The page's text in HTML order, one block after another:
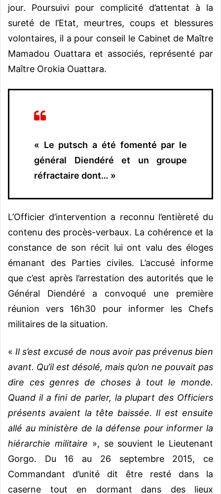
jour. Poursuivi pour complicité d’attentat à la
sureté de l’Etat, meurtres, coups et blessures
volontaires, il a pour conseil le Cabinet de Maître
Mamadou Ouattara et associés, représenté par
Maître Orokia Ouattara.
« Le putsch a été fomenté par le
général Diendéré et un groupe
réfractaire dont… »
L’Officier d’intervention a reconnu l’entièreté du
contenu des procès-verbaux. La cohérence et la
constance de son récit lui ont valu des éloges
émanant des Parties civiles. L’accusé informe
que c’est après l’arrestation des autorités que le
Général Diendéré a convoqué une première
réunion vers 16h30 pour informer les Chefs
militaires de la situation.
«Il s’est excusé de nous avoir pas prévenus bien
avant. Qu’il est désolé, mais qu’on ne pouvait pas
dire ces genres de choses à tout le monde.
Quand il a fini de parler, la plupart des Officiers
présents avaient la tête baissée. Il est ensuite
allé au ministère de la défense pour informer la
hiérarchie militaire », se souvient le Lieutenant
Gorgo. Du 16 au 26 septembre 2015, ce
Commandant d’unité dit être resté dans la
caserne tout en dormant dans des lieux